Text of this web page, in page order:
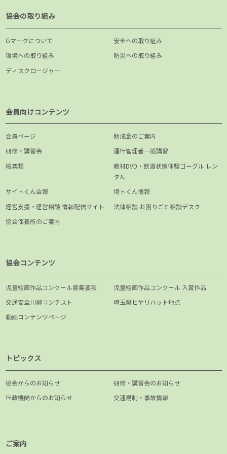
協会の取り組み
Gマークについて
安全への取り組み
環境への取り組み
防災への取り組み
ディスクロージャー
会員向けコンテンツ
会員ページ
助成金のご案内
研修・講習会
運行管理者一般講習
帳票類
教材DVD・飲酒状態体験ゴーグル レン
タル
サイトくん会報
埼トくん情報
経営支援・経営相談 情報配信サイト
法律相談 お困りごと相談デスク
協会保養所のご案内
協会コンテンツ
児童絵画作品コンクール募集要項
児童絵画作品コンクール 入賞作品
交通安全川柳コンテスト
埼玉県ヒヤリハット地点
動画コンテンツページ
トピックス
協会からのお知らせ
研修・講習会のお知らせ
行政機関からのお知らせ
交通規制・事故情報
ご案内